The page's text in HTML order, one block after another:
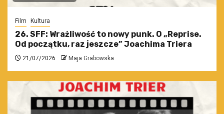
Film Kultura
26. SFF: Wrażliwość to nowy punk. O „Reprise.
Od początku, raz jeszcze” Joachima Triera
21/07/2026 Maja Grabowska